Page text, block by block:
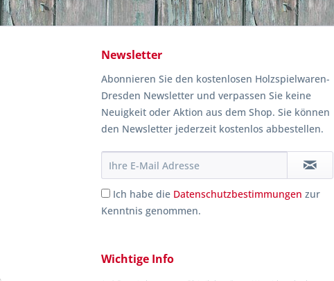
Newsletter
Abonnieren Sie den kostenlosen Holzspielwaren-
Dresden Newsletter und verpassen Sie keine
Neuigkeit oder Aktion aus dem Shop. Sie können
den Newsletter jederzeit kostenlos abbestellen.
Ich habe die Datenschutzbestimmungen zur
Kenntnis genommen.
Wichtige Info